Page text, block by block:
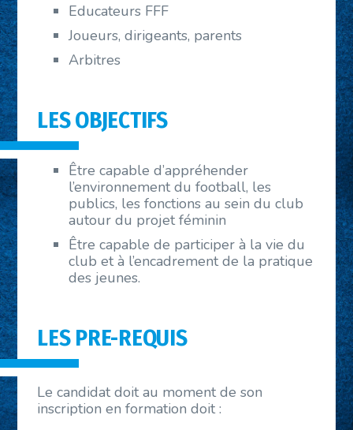
Educateurs FFF
Joueurs, dirigeants, parents
Arbitres
LES OBJECTIFS
Être capable d’appréhender
l’environnement du football, les
publics, les fonctions au sein du club
autour du projet féminin
Être capable de participer à la vie du
club et à l’encadrement de la pratique
des jeunes.
LES PRE-REQUIS
Le candidat doit au moment de son
inscription en formation doit :